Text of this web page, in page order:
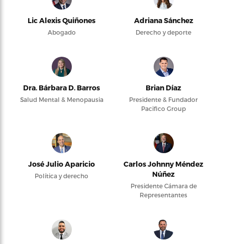
Lic Alexis Quiñones
Abogado
Adriana Sánchez
Derecho y deporte
Dra. Bárbara D. Barros
Salud Mental & Menopausia
Brian Díaz
Presidente & Fundador
Pacifico Group
José Julio Aparicio
Política y derecho
Carlos Johnny Méndez
Núñez
Presidente Cámara de
Representantes